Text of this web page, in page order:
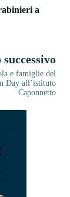
a
e famiglie del
Day all’istituto
Caponnetto